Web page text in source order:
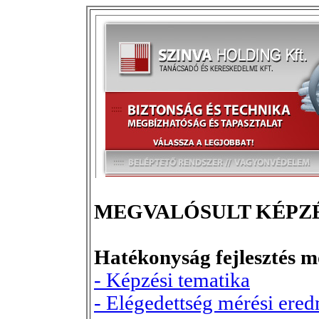
MEGVALÓSULT
Hatékonyság fejlesztés
- Képzési tematika
- Elégedettség mérési